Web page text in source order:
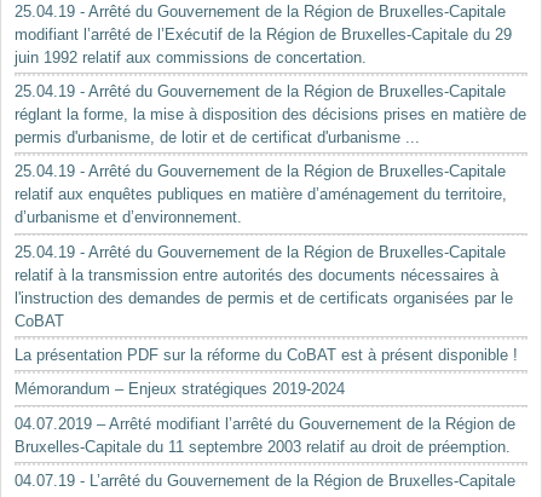
25.04.19 - Arrêté du Gouvernement de la Région de Bruxelles-Capitale
modifiant l’arrêté de l’Exécutif de la Région de Bruxelles-Capitale du 29
juin 1992 relatif aux commissions de concertation.
25.04.19 - Arrêté du Gouvernement de la Région de Bruxelles-Capitale
réglant la forme, la mise à disposition des décisions prises en matière de
permis d'urbanisme, de lotir et de certificat d'urbanisme ...
25.04.19 - Arrêté du Gouvernement de la Région de Bruxelles-Capitale
relatif aux enquêtes publiques en matière d’aménagement du territoire,
d’urbanisme et d’environnement.
25.04.19 - Arrêté du Gouvernement de la Région de Bruxelles-Capitale
relatif à la transmission entre autorités des documents nécessaires à
l'instruction des demandes de permis et de certificats organisées par le
CoBAT
La présentation PDF sur la réforme du CoBAT est à présent disponible !
Mémorandum – Enjeux stratégiques 2019-2024
04.07.2019 – Arrêté modifiant l’arrêté du Gouvernement de la Région de
Bruxelles-Capitale du 11 septembre 2003 relatif au droit de préemption.
04.07.19 - L’arrêté du Gouvernement de la Région de Bruxelles-Capitale